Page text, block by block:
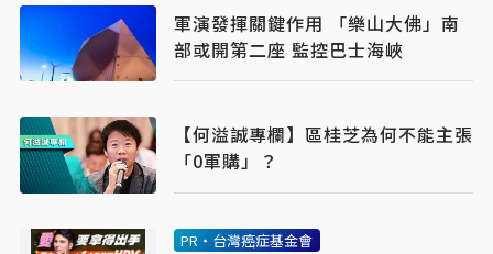
軍演發揮關鍵作用 「樂山大佛」南
部或開第二座 監控巴士海峽
【何溢誠專欄】區桂芝為何不能主張
「0軍購」？
PR・台灣癌症基金會